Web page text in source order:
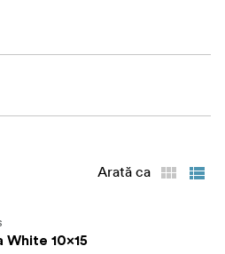
Arată ca
White 10x15